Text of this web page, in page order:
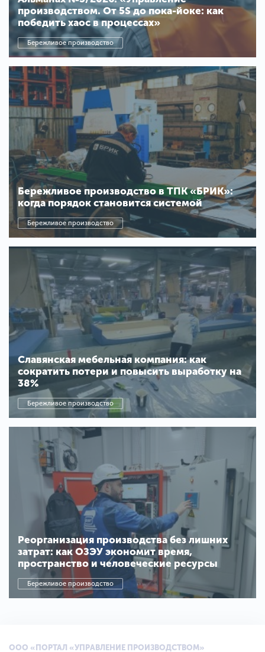
производством. От 5S до пока-йоке: как
победить хаос в процессах»
Бережливое производство
Бережливое производство в ТПК «БРИК»:
когда порядок становится системой
Бережливое производство
Славянская мебельная компания: как
сократить потери и повысить выработку на
38%
Бережливое производство
Реорганизация производства без лишних
затрат: как ОЗЭУ экономит время,
пространство и человеческие ресурсы
Бережливое производство
ООО «ПОРТАЛ «УПРАВЛЕНИЕ ПРОИЗВОДСТВОМ»